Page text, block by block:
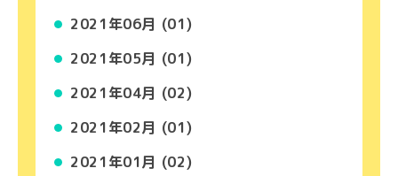
2021年06月 (01)
2021年05月 (01)
2021年04月 (02)
2021年02月 (01)
2021年01月 (02)